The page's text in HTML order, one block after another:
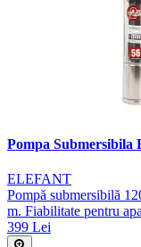
Pompa Submersibila
ELEFANT
Pompă submersibilă
m. Fiabilitate pentru
399 Lei